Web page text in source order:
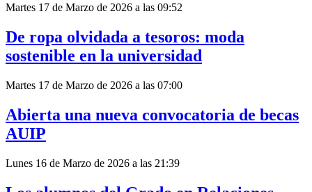
Martes 17 de Marzo de 2026 a las 09:52
De ropa olvidada a tesoros: moda
sostenible en la universidad
Martes 17 de Marzo de 2026 a las 07:00
Abierta una nueva convocatoria de becas
AUIP
Lunes 16 de Marzo de 2026 a las 21:39